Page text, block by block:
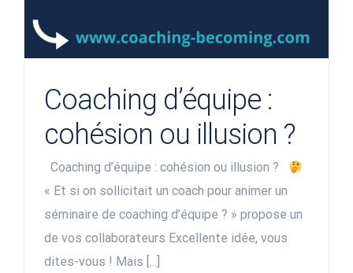
Coaching d’équipe :
cohésion ou illusion ?
Coaching d’équipe : cohésion ou illusion ?
« Et si on sollicitait un coach pour animer un
séminaire de coaching d’équipe ? » propose un
de vos collaborateurs Excellente idée, vous
dites-vous ! Mais [...]